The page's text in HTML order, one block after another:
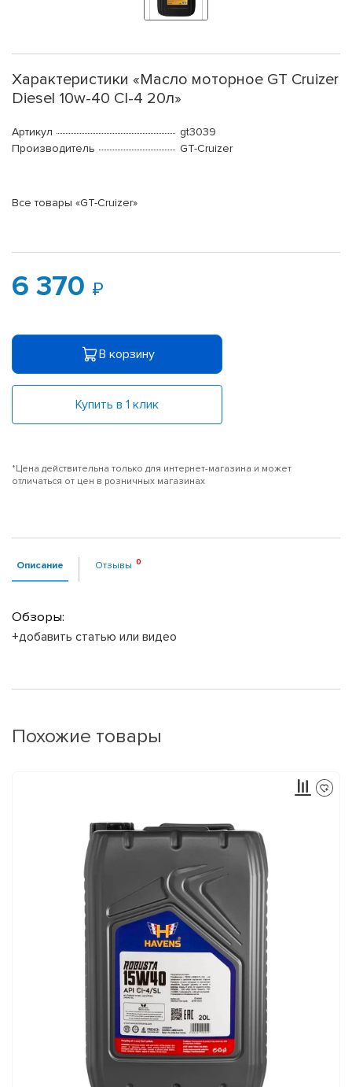
Характеристики «Масло моторное GT Cruizer
Diesel 10w-40 CI-4 20л»
Артикул
gt3039
Производитель
GT-Cruizer
Все товары «GT-Cruizer»
6 370
В корзину
Купить в 1 клик
*Цена действительна только для интернет-магазина и может
отличаться от цен в розничных магазинах
Описание Отзывы
Обзоры:
+добавить статью или видео
Похожие товары